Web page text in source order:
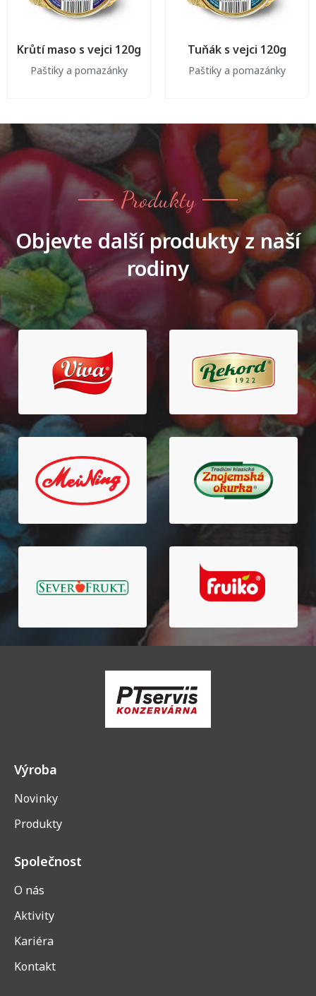
Krůtí maso s vejci 120g
Paštiky a pomazánky
Tuňák s vejci 120g
Paštiky a pomazánky
Produkty
Objevte další produkty z naší
rodiny
Výroba
Novinky
Produkty
Společnost
O nás
Aktivity
Kariéra
Kontakt